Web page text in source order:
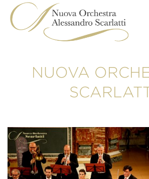
content
NUOVA